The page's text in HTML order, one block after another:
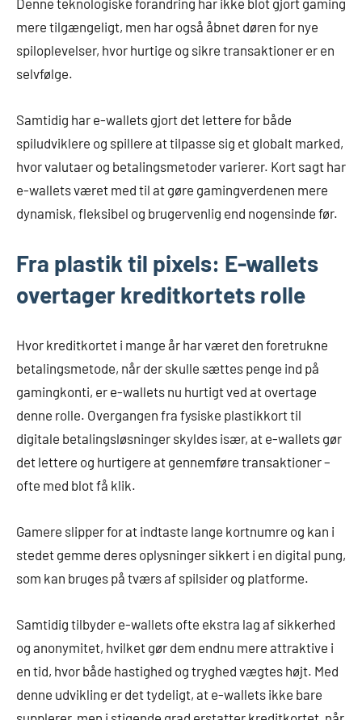
mere tilgængeligt, men har også åbnet døren for nye
spiloplevelser, hvor hurtige og sikre transaktioner er en
selvfølge.
Samtidig har e-wallets gjort det lettere for både
spiludviklere og spillere at tilpasse sig et globalt marked,
hvor valutaer og betalingsmetoder varierer. Kort sagt har
e-wallets været med til at gøre gamingverdenen mere
dynamisk, fleksibel og brugervenlig end nogensinde før.
Fra plastik til pixels: E-wallets
overtager kreditkortets rolle
Hvor kreditkortet i mange år har været den foretrukne
betalingsmetode, når der skulle sættes penge ind på
gamingkonti, er e-wallets nu hurtigt ved at overtage
denne rolle. Overgangen fra fysiske plastikkort til
digitale betalingsløsninger skyldes især, at e-wallets gør
det lettere og hurtigere at gennemføre transaktioner –
ofte med blot få klik.
Gamere slipper for at indtaste lange kortnumre og kan i
stedet gemme deres oplysninger sikkert i en digital pung,
som kan bruges på tværs af spilsider og platforme.
Samtidig tilbyder e-wallets ofte ekstra lag af sikkerhed
og anonymitet, hvilket gør dem endnu mere attraktive i
en tid, hvor både hastighed og tryghed vægtes højt. Med
denne udvikling er det tydeligt, at e-wallets ikke bare